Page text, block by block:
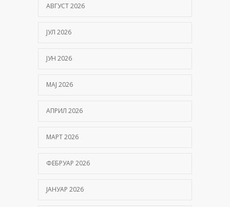
АВГУСТ 2026
ЈУЛ 2026
ЈУН 2026
МАЈ 2026
АПРИЛ 2026
МАРТ 2026
ФЕБРУАР 2026
ЈАНУАР 2026